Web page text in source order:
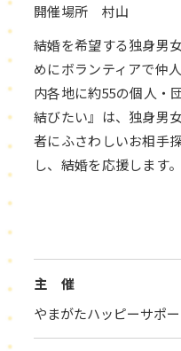
開催場所 村山
結婚を希望する独身男
めにボランティアで仲
内各地に約55の個人・
結びたい』は、独身男
者にふさわしいお相手
し、結婚を応援します。
主 催
やまがたハッピーサポ